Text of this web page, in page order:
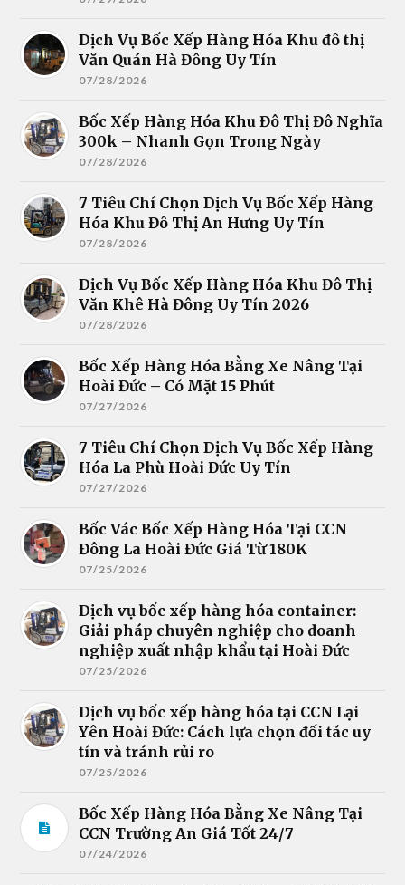
Dịch Vụ Bốc Xếp Hàng Hóa Khu đô thị
Văn Quán Hà Đông Uy Tín
07/28/2026
Bốc Xếp Hàng Hóa Khu Đô Thị Đô Nghĩa
300k – Nhanh Gọn Trong Ngày
07/28/2026
7 Tiêu Chí Chọn Dịch Vụ Bốc Xếp Hàng
Hóa Khu Đô Thị An Hưng Uy Tín
07/28/2026
Dịch Vụ Bốc Xếp Hàng Hóa Khu Đô Thị
Văn Khê Hà Đông Uy Tín 2026
07/28/2026
Bốc Xếp Hàng Hóa Bằng Xe Nâng Tại
Hoài Đức – Có Mặt 15 Phút
07/27/2026
7 Tiêu Chí Chọn Dịch Vụ Bốc Xếp Hàng
Hóa La Phù Hoài Đức Uy Tín
07/27/2026
Bốc Vác Bốc Xếp Hàng Hóa Tại CCN
Đông La Hoài Đức Giá Từ 180K
07/25/2026
Dịch vụ bốc xếp hàng hóa container:
Giải pháp chuyên nghiệp cho doanh
nghiệp xuất nhập khẩu tại Hoài Đức
07/25/2026
Dịch vụ bốc xếp hàng hóa tại CCN Lại
Yên Hoài Đức: Cách lựa chọn đối tác uy
tín và tránh rủi ro
07/25/2026
Bốc Xếp Hàng Hóa Bằng Xe Nâng Tại
CCN Trường An Giá Tốt 24/7
07/24/2026